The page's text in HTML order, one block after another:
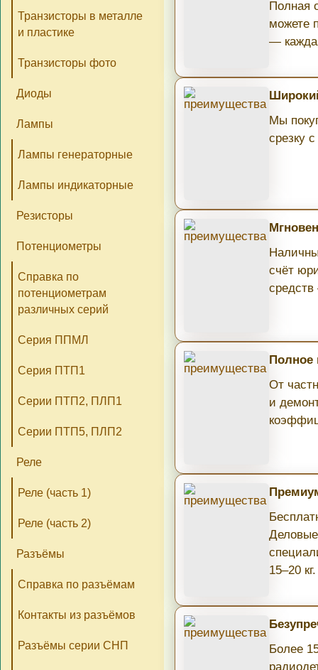
Полная
можете
—
Мы
срезку
счёт
От
и
15–20 кг.
Более
Транзисторы в металле
и пластике
Транзисторы фото
Диоды
Лампы
Лампы генераторные
Лампы индикаторные
Резисторы
Потенциометры
Справка по
потенциометрам
различных серий
Серия ППМЛ
Серия ПТП1
Серии ПТП2, ПЛП1
Серии ПТП5, ПЛП2
Реле
Реле (часть 1)
Реле (часть 2)
Разъёмы
Справка по разъёмам
Контакты из разъёмов
Разъёмы серии СНП